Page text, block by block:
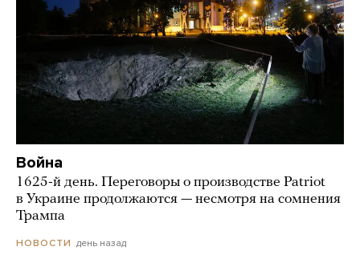
Война
1625-й день. Переговоры о производстве Patriot
в Украине продолжаются — несмотря на сомнения
Трампа
НОВОСТИ день назад